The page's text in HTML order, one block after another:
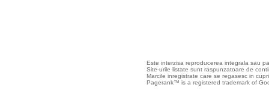
Este interzisa reproducerea integrala sau
Site-urile listate sunt raspunzatoare de
Marcile inregistrate care se regasesc in
Pagerank™ is a registered trademark of